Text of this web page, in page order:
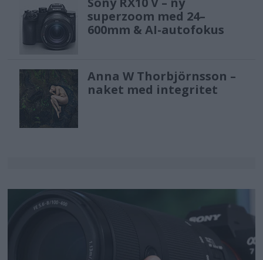
superzoom med 24–
600mm & AI-autofokus
Anna W Thorbjörnsson –
naket med integritet